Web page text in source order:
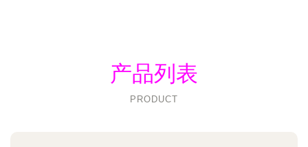
产品列表
PRODUCT